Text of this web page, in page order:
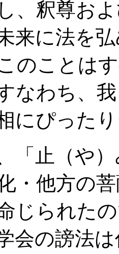
、釈尊お
来に法を
のことは
なわち、
にぴった
「止（や
・他方の
じられた
会の謗法